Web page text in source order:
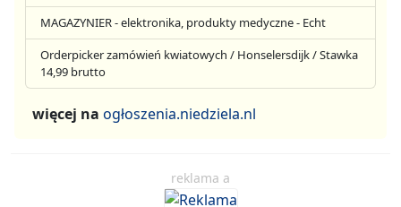
MAGAZYNIER - elektronika, produkty medyczne - Echt
Orderpicker zamówień kwiatowych / Honselersdijk / Stawka
14,99 brutto
więcej na ogłoszenia.niedziela.nl
reklama a